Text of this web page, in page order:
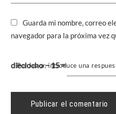
Guarda mi nombre, correo
navegador para la próxima vez
Por favor, introduce una
dieciocho − 15 =